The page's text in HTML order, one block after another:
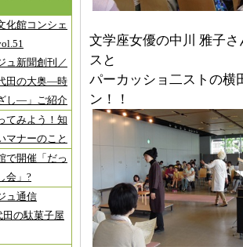
化館コンシェ
ュ新聞創刊／
田の大奥―時
し―」ご紹介
てみよう！知
マナーのこと
で開催「だっ
会」?
ュ通信
の駄菓子屋
文学座女優の中川 雅子
スと
パーカッショ二ストの横
ン！！